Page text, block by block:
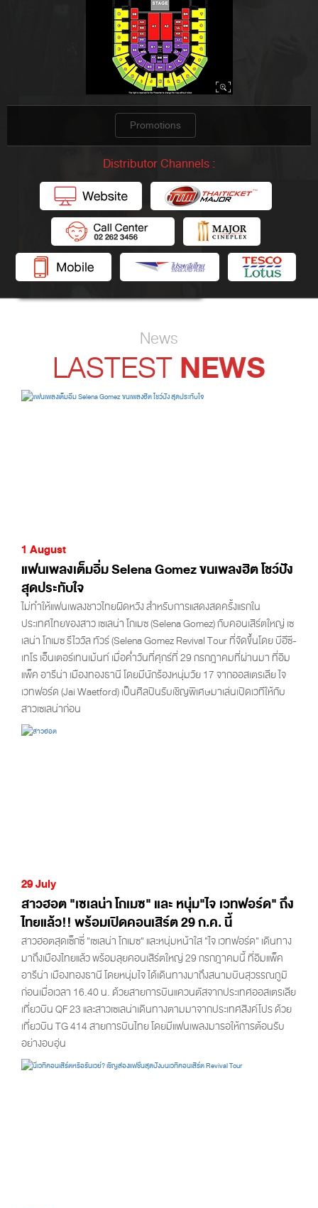
Promotions
Distributor Channels :
News
LASTESTNEWS
1 August
แฟนเพลงเต็มอิ่ม Selena Gomez ขนเพลงฮิต โชว์ปัง
สุดประทับใจ
ไม่ทำให้แฟนเพลงชาวไทยผิดหวัง สำหรับการแสดงสดครั้งแรกใน
ประเทศไทยของสาว เซเลน่า โกเมซ (Selena Gomez) กับคอนเสิร์ตใหญ่ เซ
เลน่า โกเมซ รีไววัล ทัวร์ (Selena Gomez Revival Tour ที่จัดขึ้นโดย บีอีซี-
เทโร เอ็นเตอร์เทนเม้นท์ เมื่อค่ำวันที่ศุกร์ที่ 29 กรกฎาคมที่ผ่านมา ที่อิม
แพ็ค อารีน่า เมืองทองธานี โดยมีนักร้องหนุ่มวัย 17 จากออสเตรเลีย ไจ
เวทฟอร์ด (Jai Waetford) เป็นศิลปินรับเชิญพิเศษมาเล่นเปิดเวทีให้กับ
สาวเซเลน่าก่อน
29 July
สาวฮอต "เซเลน่า โกเมซ" และ หนุ่ม"ไจ เวทฟอร์ด" ถึง
ไทยแล้ว!! พร้อมเปิดคอนเสิร์ต 29 ก.ค. นี้
สาวฮอตสุดเซ็กซี่ "เซเลน่า โกเมซ" และหนุ่มหน้าใส "ไจ เวทฟอร์ด" เดินทาง
มาถึงเมืองไทยแล้ว พร้อมลุยคอนเสิร์ตใหญ่ 29 กรกฎาคมนี้ ที่อิมแพ็ค
อารีน่า เมืองทองธานี โดยหนุ่มไจ ได้เดินทางมาถึงสนามบินสุวรรณภูมิ
ก่อนเมื่อเวลา 16.40 น. ด้วยสายการบินแควนตัสจากประเทศออสเตรเลีย
เที่ยวบิน QF 23 และสาวเซเลน่าเดินทางตามมาจากประเทศสิงค์โปร ด้วย
เที่ยวบิน TG 414 สายการบินไทย โดยมีแฟนเพลงมารอให้การต้อนรับ
อย่างอบอุ่น